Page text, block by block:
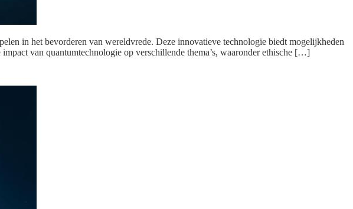
in het bevorderen van wereldvrede. Deze innovatieve technologie biedt mogelijkheden
van quantumtechnologie op verschillende thema’s, waaronder ethische […]